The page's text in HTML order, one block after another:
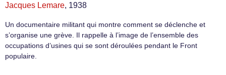
Jacques Lemare, 1938
Un documentaire militant qui montre comment se déclenche et
s’organise une grève. Il rappelle à l’image de l’ensemble des
occupations d’usines qui se sont déroulées pendant le Front
populaire.